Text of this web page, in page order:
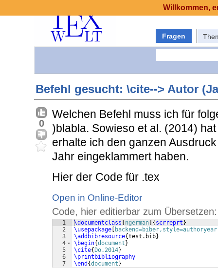
Fragen
Befehl gesucht: \cite--> Autor
0
Welchen Befehl muss ich für
)blabla. Sowieso et al. (2014)
erhalte ich den ganzen
Jahr eingeklammert haben.
Hier der Code für .tex
Open in Online-Editor
Code, hier editierbar zum Übersetzen:
1
2
3
4
5
6
7
\documentclass ngerman { scrreprt }
\usepackage
\addbibresource{test.bib}
\begin{document }
\cite{ Do.2014}
\printbibliography
\end {document }
Willkommen,